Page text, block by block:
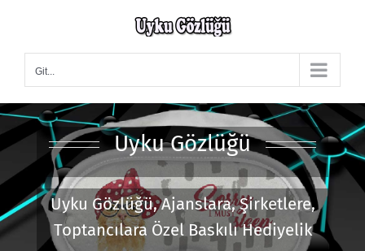
Git...
Uyku Gözlüğü
Uyku Gözlüğü, Ajanslara, Şirketlere,
Toptancılara Özel Baskılı Hediyelik